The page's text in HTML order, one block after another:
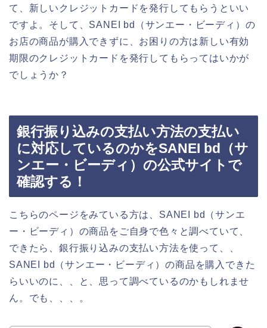
て、新しいクレジットカードを発行してもらうといい
ですよ。そして、SANEI bd（サンエー・ビーディ）の
お店の商品が購入できずに、お困りの方は新しい有効
期限のクレジットカードを発行してもらってはいかが
でしょうか？
銀行振り込みの支払い方法の支払い
に対応しているのかをSANEI bd（サ
ンエー・ビーディ）の公式サイトで
確認する！
こちらのページをみている方は、SANEI bd（サンエ
ー・ビーディ）の商品をご自身で色々と調べていて、
できたら、銀行振り込みの支払い方法を使って、、
SANEI bd（サンエー・ビーディ）の商品を購入できた
らいいのに、、と、思って調べているのかもしれませ
ん。でも、、、。